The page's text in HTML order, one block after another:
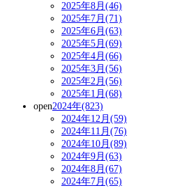
2025年8月(46)
2025年7月(71)
2025年6月(63)
2025年5月(69)
2025年4月(66)
2025年3月(56)
2025年2月(56)
2025年1月(68)
open2024年(823)
2024年12月(59)
2024年11月(76)
2024年10月(89)
2024年9月(63)
2024年8月(67)
2024年7月(65)